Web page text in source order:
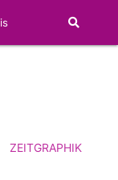
ZEITGRAPHIK